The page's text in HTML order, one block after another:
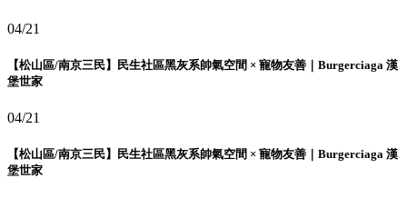
04/21
【松山區/南京三民】民生社區黑灰系帥氣空間 × 寵物友善｜Burgerciaga 漢
堡世家
04/21
【松山區/南京三民】民生社區黑灰系帥氣空間 × 寵物友善｜Burgerciaga 漢
堡世家